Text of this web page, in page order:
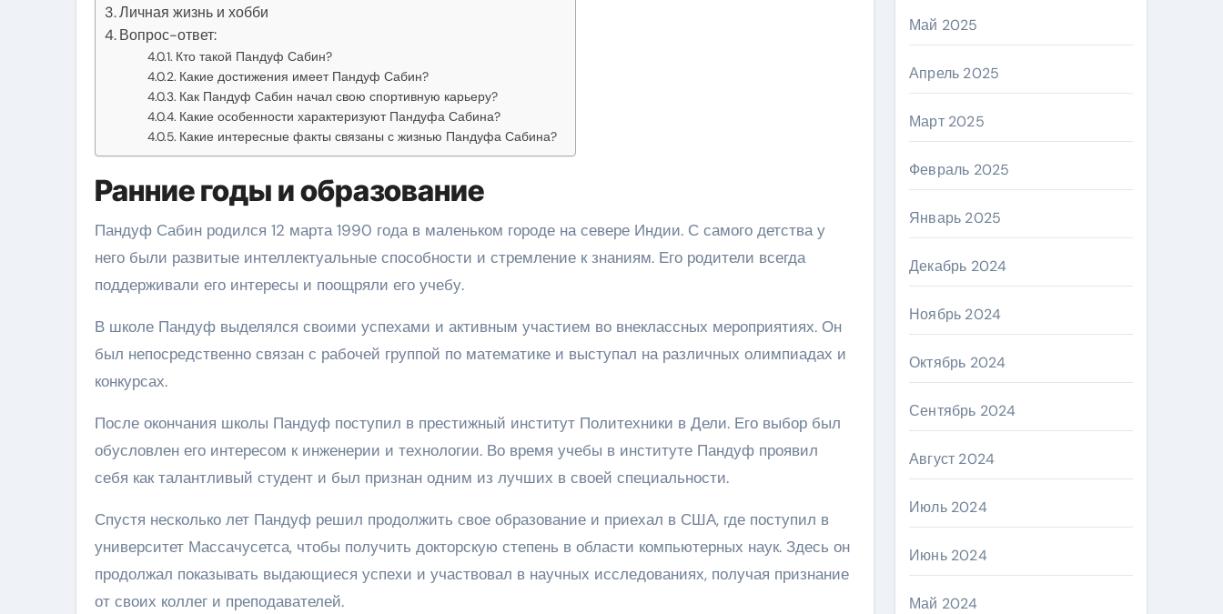
Личная жизнь и хобби
Вопрос-ответ:
Кто такой Пандуф Сабин?
Какие достижения имеет Пандуф Сабин?
Как Пандуф Сабин начал свою спортивную карьеру?
Какие особенности характеризуют Пандуфа Сабина?
Какие интересные факты связаны с жизнью Пандуфа Сабина?
Ранние годы и образование
Пандуф Сабин родился 12 марта 1990 года в маленьком городе на севере Индии. С самого детства у
него были развитые интеллектуальные способности и стремление к знаниям. Его родители всегда
поддерживали его интересы и поощряли его учебу.
В школе Пандуф выделялся своими успехами и активным участием во внеклассных мероприятиях. Он
был непосредственно связан с рабочей группой по математике и выступал на различных олимпиадах и
конкурсах.
После окончания школы Пандуф поступил в престижный институт Политехники в Дели. Его выбор был
обусловлен его интересом к инженерии и технологии. Во время учебы в институте Пандуф проявил
себя как талантливый студент и был признан одним из лучших в своей специальности.
Спустя несколько лет Пандуф решил продолжить свое образование и приехал в США, где поступил в
университет Массачусетса, чтобы получить докторскую степень в области компьютерных наук. Здесь он
продолжал показывать выдающиеся успехи и участвовал в научных исследованиях, получая признание
от своих коллег и преподавателей.
Май 2025
Апрель 2025
Март 2025
Февраль 2025
Январь 2025
Декабрь 2024
Ноябрь 2024
Октябрь 2024
Сентябрь 2024
Август 2024
Июль 2024
Июнь 2024
Май 2024